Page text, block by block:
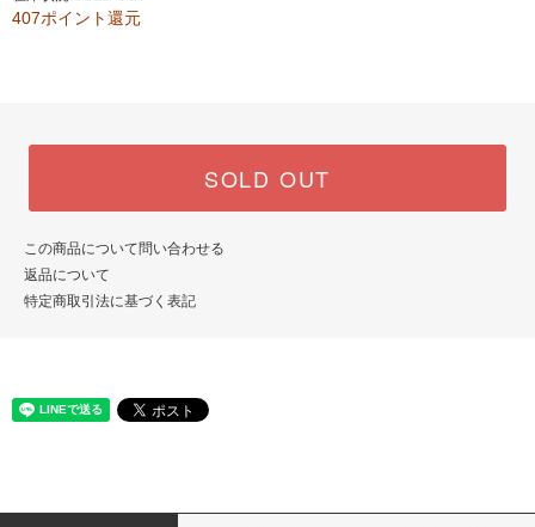
407ポイント還元
SOLD OUT
この商品について問い合わせる
返品について
特定商取引法に基づく表記